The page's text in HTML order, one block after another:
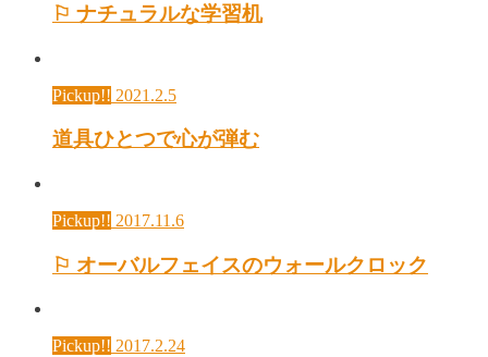
⚐ ナチュラルな学習机
Pickup!! 2021.2.5
道具ひとつで心が弾む
Pickup!! 2017.11.6
⚐ オーバルフェイスのウォールクロック
Pickup!! 2017.2.24